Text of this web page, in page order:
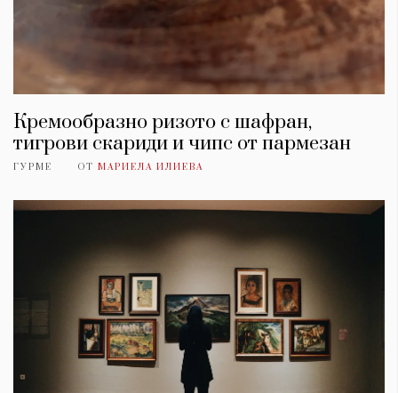
Кремообразно ризото с шафран,
тигрови скариди и чипс от пармезан
ГУРМЕ ОТ МАРИЕЛА ИЛИЕВА